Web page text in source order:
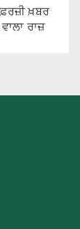
ਖ਼ਬਰ
ਰਾਜ਼